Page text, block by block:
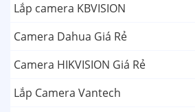
Lắp camera KBVISION
Camera Dahua Giá Rẻ
Camera HIKVISION Giá Rẻ
Lắp Camera Vantech